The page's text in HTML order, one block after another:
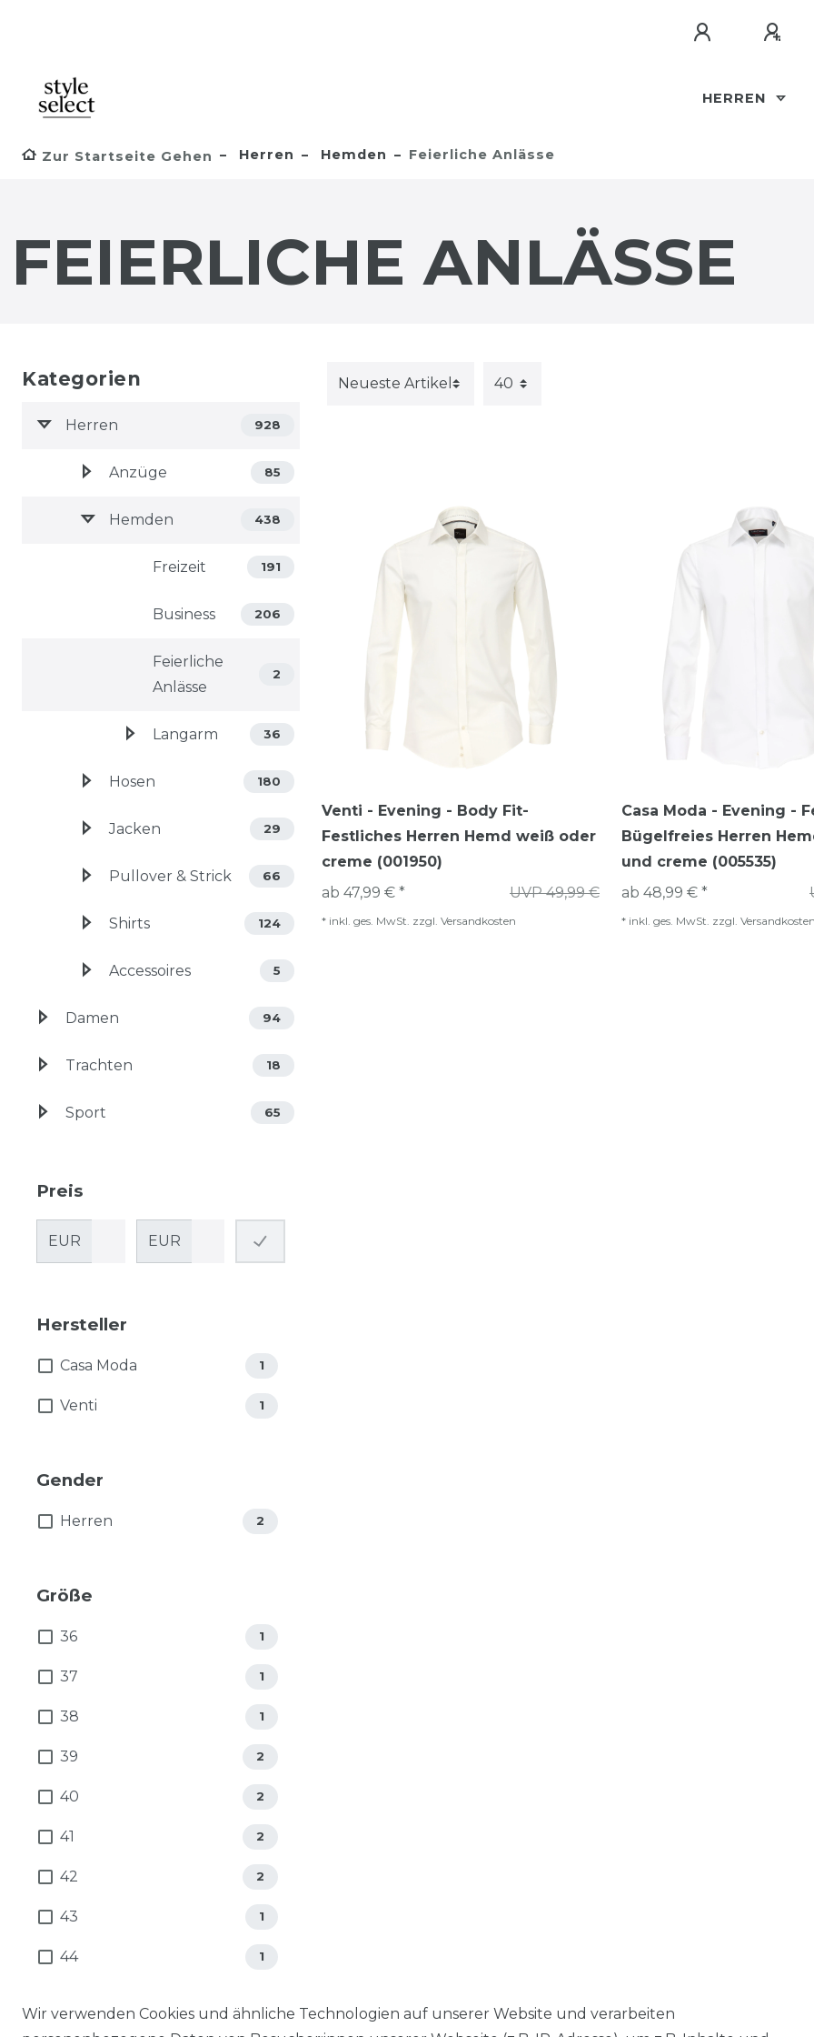
HERREN
Zur Startseite Gehen Herren Hemden Feierliche Anlässe
FEIERLICHE ANLÄSSE
Kategorien
Herren 928
Anzüge 85
Hemden 438
Freizeit 191
Business 206
Feierliche
Anlässe
2
Langarm 36
Hosen 180
Jacken 29
Pullover & Strick 66
Shirts 124
Accessoires 5
Damen 94
Trachten 18
Sport 65
Preis
EUR EUR
Hersteller
Casa Moda 1
Venti 1
Gender
Herren 2
Größe
36 1
37 1
38 1
39 2
40 2
41 2
42 2
43 1
44 1
Venti - Evening - Body Fit-
Festliches Herren Hemd weiß oder
creme (001950)
UVP 49,99 €
ab 47,99 € *
* inkl. ges. MwSt. zzgl. Versandkosten
Casa Moda - Evening -
Bügelfreies Herren
und creme (005535)
ab 48,99 € *
* inkl. ges. MwSt. zzgl. Versandkosten
Wir verwenden Cookies und ähnliche Technologien auf unserer Website und verarbeiten